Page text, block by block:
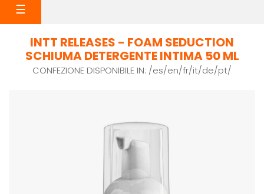
navigazione
☰
INTT RELEASES - FOAM SEDUCTION
SCHIUMA DETERGENTE INTIMA 50 ML
CONFEZIONE DISPONIBILE IN: /es/en/fr/it/de/pt/